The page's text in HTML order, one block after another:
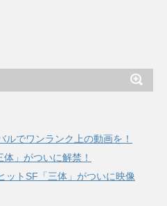
ルでワンランク上の動画を！
体」がついに解禁！
ットSF「三体」がついに映像